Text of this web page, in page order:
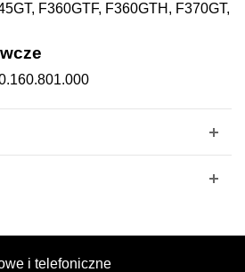
F360GTF, F360GTH, F370GT,
i telefoniczne